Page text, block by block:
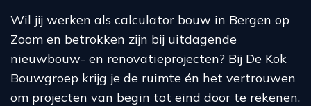
Wil jij werken als calculator bouw in Bergen op
Zoom en betrokken zijn bij uitdagende
nieuwbouw- en renovatieprojecten? Bij De Kok
Bouwgroep krijg je de ruimte én het vertrouwen
om projecten van begin tot eind door te rekenen,